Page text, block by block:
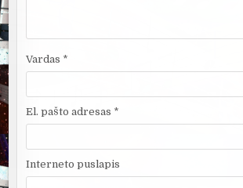
Vardas *
El. pašto adresas *
Interneto puslapis